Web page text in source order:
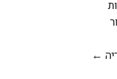
←